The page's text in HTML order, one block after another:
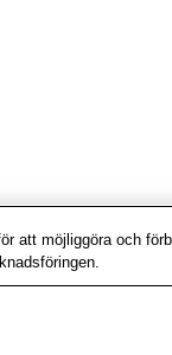
att möjliggöra och